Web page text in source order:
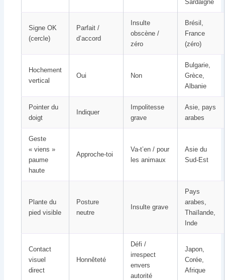
Sardaigne
Signe OK
(cercle)
Parfait /
d’accord
Insulte
obscène /
zéro
Brésil,
France
(zéro)
Hochement
vertical
Oui Non
Bulgarie,
Grèce,
Albanie
Pointer du
doigt
Indiquer
Impolitesse
grave
Asie, pays
arabes
Geste
« viens »
paume
haute
Approche-toi
Va-t’en / pour
les animaux
Asie du
Sud-Est
Plante du
pied visible
Posture
neutre
Insulte grave
Pays
arabes,
Thaïlande,
Inde
Contact
visuel
direct
Honnêteté
Défi /
irrespect
envers
autorité
Japon,
Corée,
Afrique